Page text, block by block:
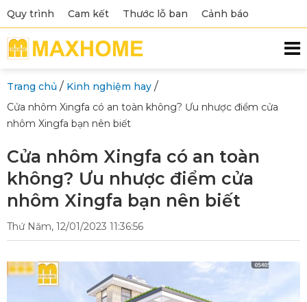
Quy trình Cam kết Thước lỗ ban Cảnh báo
Trang chủ / Kinh nghiệm hay /
Cửa nhôm Xingfa có an toàn không? Ưu nhược điểm cửa
nhôm Xingfa bạn nên biết
Cửa nhôm Xingfa có an toàn
không? Ưu nhược điểm cửa
nhôm Xingfa bạn nên biết
Thứ Năm, 12/01/2023 11:36:56